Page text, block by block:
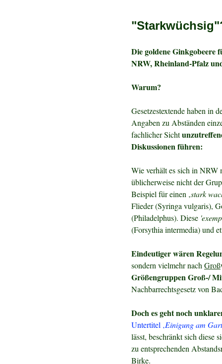
Die goldene Ginkgobeere
NRW, Rheinland-Pfalz
Warum?
Gesetzestextende haben in
Angaben zu Abständen
fachlicher Sicht
Diskussionen führen:
Wie verhält es sich in NRW
üblicherweise nicht der
Beispiel für einen ‚stark
Flieder (Syringa vulgaris),
(Philadelphus). Diese
(Forsythia intermedia) und
Eindeutiger wären
sondern vielmehr nach Groß
Größengruppen Groß-/
Nachbarrechtsgesetz von
Doch es geht noch
Untertitel ‚Einigung am
lässt, beschränkt sich diese
zu entsprechenden
Birke.